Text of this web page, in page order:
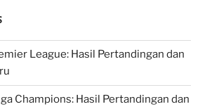
League: Hasil Pertandingan dan
Champions: Hasil Pertandingan dan